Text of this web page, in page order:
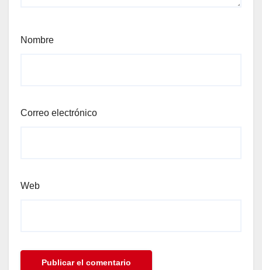
Nombre
Correo electrónico
Web